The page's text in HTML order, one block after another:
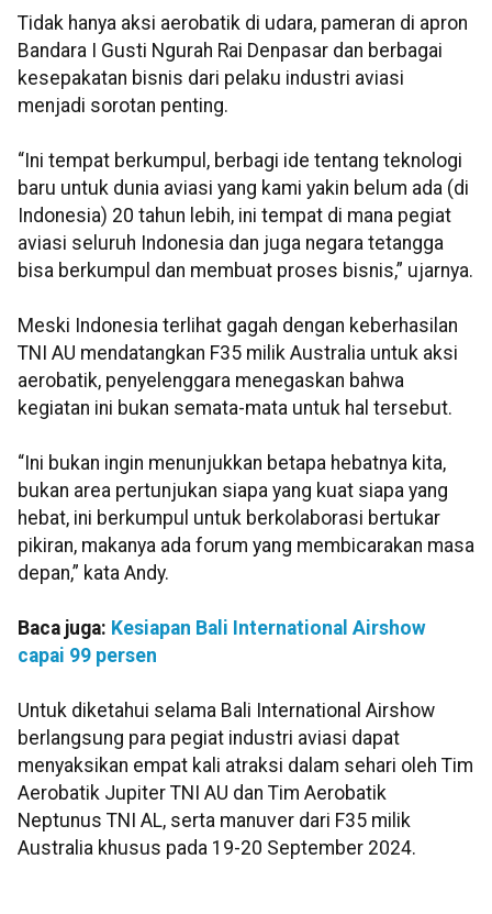
Tidak hanya aksi aerobatik di udara, pameran di apron
Bandara I Gusti Ngurah Rai Denpasar dan berbagai
kesepakatan bisnis dari pelaku industri aviasi
menjadi sorotan penting.
“Ini tempat berkumpul, berbagi ide tentang teknologi
baru untuk dunia aviasi yang kami yakin belum ada (di
Indonesia) 20 tahun lebih, ini tempat di mana pegiat
aviasi seluruh Indonesia dan juga negara tetangga
bisa berkumpul dan membuat proses bisnis,” ujarnya.
Meski Indonesia terlihat gagah dengan keberhasilan
TNI AU mendatangkan F35 milik Australia untuk aksi
aerobatik, penyelenggara menegaskan bahwa
kegiatan ini bukan semata-mata untuk hal tersebut.
“Ini bukan ingin menunjukkan betapa hebatnya kita,
bukan area pertunjukan siapa yang kuat siapa yang
hebat, ini berkumpul untuk berkolaborasi bertukar
pikiran, makanya ada forum yang membicarakan masa
depan,” kata Andy.
Baca juga: Kesiapan Bali International Airshow
capai 99 persen
Untuk diketahui selama Bali International Airshow
berlangsung para pegiat industri aviasi dapat
menyaksikan empat kali atraksi dalam sehari oleh Tim
Aerobatik Jupiter TNI AU dan Tim Aerobatik
Neptunus TNI AL, serta manuver dari F35 milik
Australia khusus pada 19-20 September 2024.